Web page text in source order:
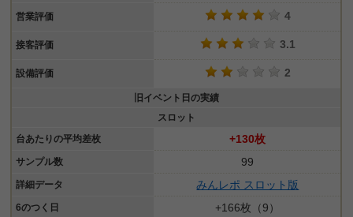
営業評価 4
接客評価 3.1
設備評価 2
旧イベント日の実績
スロット
台あたりの平均差枚
+130枚
サンプル数 99
詳細データ みんレポ スロット版
6のつく日 +166枚（9）